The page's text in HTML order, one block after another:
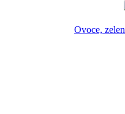
Ovoce,